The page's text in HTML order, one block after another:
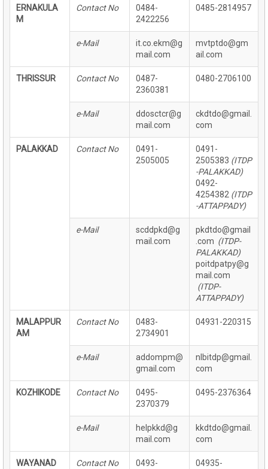
ERNAKULA
M
Contact No
0484-
2422256
0485-2814957
e-Mail
it.co.ekm@g
mail.com
mvtptdo@gm
ail.com
THRISSUR Contact No
0487-
2360381
0480-2706100
e-Mail
ddosctcr@g
mail.com
ckdtdo@gmail.
com
PALAKKAD Contact No
0491-
2505005
0491-
2505383 (ITDP
-PALAKKAD)
0492-
4254382 (ITDP
-ATTAPPADY)
e-Mail
scddpkd@g
mail.com
pkdtdo@gmail
.com (ITDP-
PALAKKAD)
poitdpatpy@g
mail.com
(ITDP-
ATTAPPADY)
MALAPPUR
AM
Contact No
0483-
2734901
04931-220315
e-Mail
addompm@
gmail.com
nlbitdp@gmail.
com
KOZHIKODE Contact No
0495-
2370379
0495-2376364
e-Mail
helpkkd@g
mail.com
kkdtdo@gmail.
com
WAYANAD Contact No
0493-
04935-